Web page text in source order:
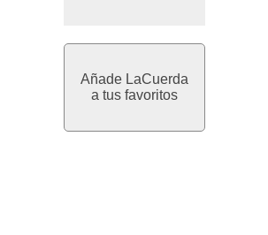
Añade LaCuerda
a tus favoritos